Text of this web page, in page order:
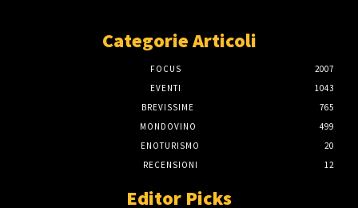
Categorie Articoli
FOCUS
2007
EVENTI
1043
BREVISSIME
765
MONDOVINO
499
ENOTURISMO
20
RECENSIONI
12
Editor Picks